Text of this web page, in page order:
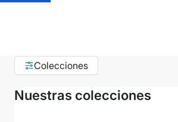
Colecciones
Nuestras colecciones